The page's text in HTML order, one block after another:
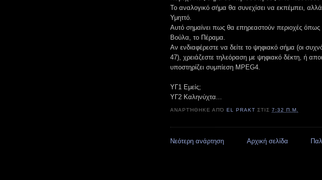
Το αναλογικό σήμα θα συνεχίσει να εκπέμπει,
Υμηττό.
Αυτό σημαίνει πως θα επηρεαστούν περιοχές
Βούλα, το Πέραμα.
Αν ενδιαφέρεστε να δείτε το ψηφιακό σήμα (οι
47), χρειάζεστε τηλεόραση με ψηφιακό δέκτη, ή
υποστηρίζει συμπίεση ΜPEG4.
ΥΓ1 Εμείς;
ΥΓ2 Καληνύχτα...
ΑΝΑΡΤΉΘΗΚΕ ΑΠΌEL PRAKT ΣΤΙΣ7:32 Π.Μ.
Νεότερη ανάρτηση Αρχική σελίδα